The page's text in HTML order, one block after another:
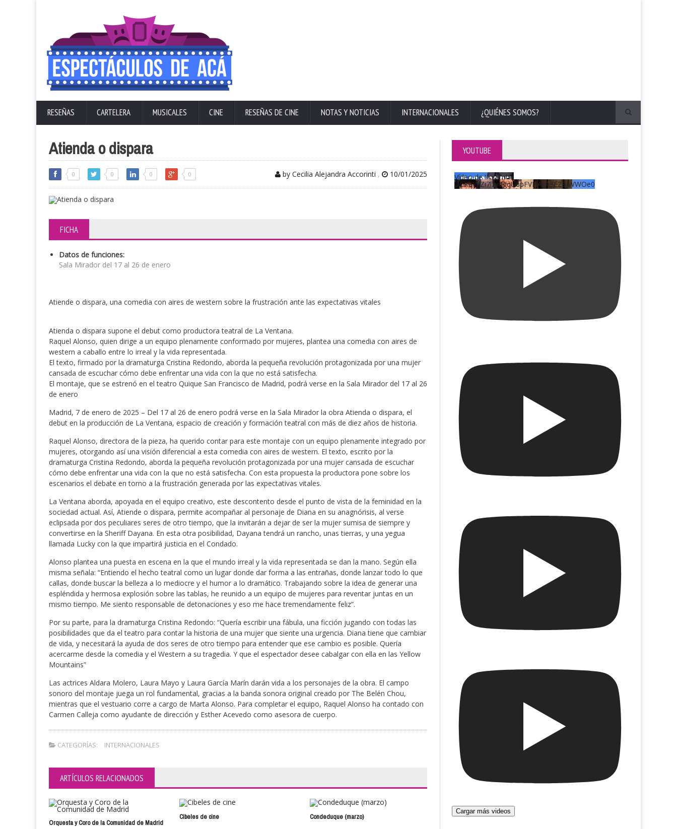
RESEÑAS CARTELERA MUSICALES CINE RESEÑAS DE CINE NOTAS Y NOTICIAS INTERNACIONALES ¿QUIÉNES SOMOS?
Atienda o dispara
0 0 0 0 by Cecilia Alejandra Accorinti , 10/01/2025
FICHA
Datos de funciones:
Sala Mirador del 17 al 26 de enero
Atiende o dispara, una comedia con aires de western sobre la frustración ante las expectativas vitales
Atienda o dispara supone el debut como productora teatral de La Ventana.
Raquel Alonso, quien dirige a un equipo plenamente conformado por mujeres, plantea una comedia con aires de
western a caballo entre lo irreal y la vida representada.
El texto, firmado por la dramaturga Cristina Redondo, aborda la pequeña revolución protagonizada por una mujer
cansada de escuchar cómo debe enfrentar una vida con la que no está satisfecha.
El montaje, que se estrenó en el teatro Quique San Francisco de Madrid, podrá verse en la Sala Mirador del 17 al 26
de enero
Madrid, 7 de enero de 2025 – Del 17 al 26 de enero podrá verse en la Sala Mirador la obra Atienda o dispara, el
debut en la producción de La Ventana, espacio de creación y formación teatral con más de diez años de historia.
Raquel Alonso, directora de la pieza, ha querido contar para este montaje con un equipo plenamente integrado por
mujeres, otorgando así una visión diferencial a esta comedia con aires de western. El texto, escrito por la
dramaturga Cristina Redondo, aborda la pequeña revolución protagonizada por una mujer cansada de escuchar
cómo debe enfrentar una vida con la que no está satisfecha. Con esta propuesta la productora pone sobre los
escenarios el debate en torno a la frustración generada por las expectativas vitales.
La Ventana aborda, apoyada en el equipo creativo, este descontento desde el punto de vista de la feminidad en la
sociedad actual. Así, Atiende o dispara, permite acompañar al personaje de Diana en su anagnórisis, al verse
eclipsada por dos peculiares seres de otro tiempo, que la invitarán a dejar de ser la mujer sumisa de siempre y
convertirse en la Sheriff Dayana. En esta otra posibilidad, Dayana tendrá un rancho, unas tierras, y una yegua
llamada Lucky con la que impartirá justicia en el Condado.
Alonso plantea una puesta en escena en la que el mundo irreal y la vida representada se dan la mano. Según ella
misma señala: “Entiendo el hecho teatral como un lugar donde dar forma a las entrañas, donde lanzar todo lo que
callas, donde buscar la belleza a lo mediocre y el humor a lo dramático. Trabajando sobre la idea de generar una
espléndida y hermosa explosión sobre las tablas, he reunido a un equipo de mujeres para reventar juntas en un
mismo tiempo. Me siento responsable de detonaciones y eso me hace tremendamente feliz”.
Por su parte, para la dramaturga Cristina Redondo: “Quería escribir una fábula, una ficción jugando con todas las
posibilidades que da el teatro para contar la historia de una mujer que siente una urgencia. Diana tiene que cambiar
de vida, y necesitará la ayuda de dos seres de otro tiempo para entender que ese cambio es posible. Quería
acercarme desde la comedia y el Western a su tragedia. Y que el espectador desee cabalgar con ella en las Yellow
Mountains”
Las actrices Aldara Molero, Laura Mayo y Laura García Marín darán vida a los personajes de la obra. El campo
sonoro del montaje juega un rol fundamental, gracias a la banda sonora original creado por The Belén Chou,
mientras que el vestuario corre a cargo de Marta Alonso. Para completar el equipo, Raquel Alonso ha contado con
Carmen Calleja como ayudante de dirección y Esther Acevedo como asesora de cuerpo.
CATEGORÍAS: INTERNACIONALES
ARTÍCULOS RELACIONADOS
Orquesta y Coro de la Comunidad de Madrid
Cibeles de cine Condeduque (marzo)
YOUTUBE
Vídeo de YouTube
UCKqYjiZi7lzy6gqU6pFVFiA_A3EZ9JWWOe0
Cargar más videos